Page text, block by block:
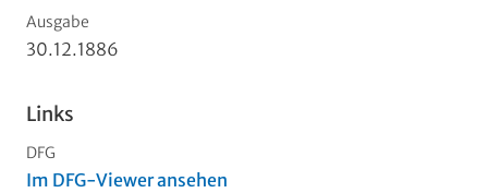
Ausgabe
30.12.1886
Links
DFG
Im DFG-Viewer ansehen